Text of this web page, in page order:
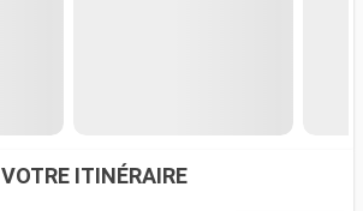
VOTRE ITINÉRAIRE